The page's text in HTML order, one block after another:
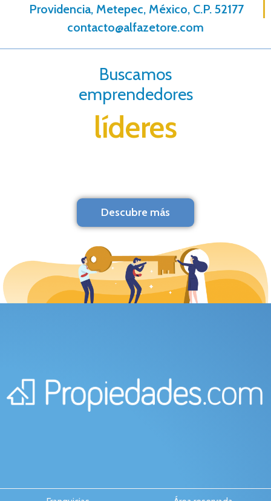
Providencia, Metepec, México, C.P. 52177
contacto@alfazetore.com
Buscamos
emprendedores
líderes
Descubre más